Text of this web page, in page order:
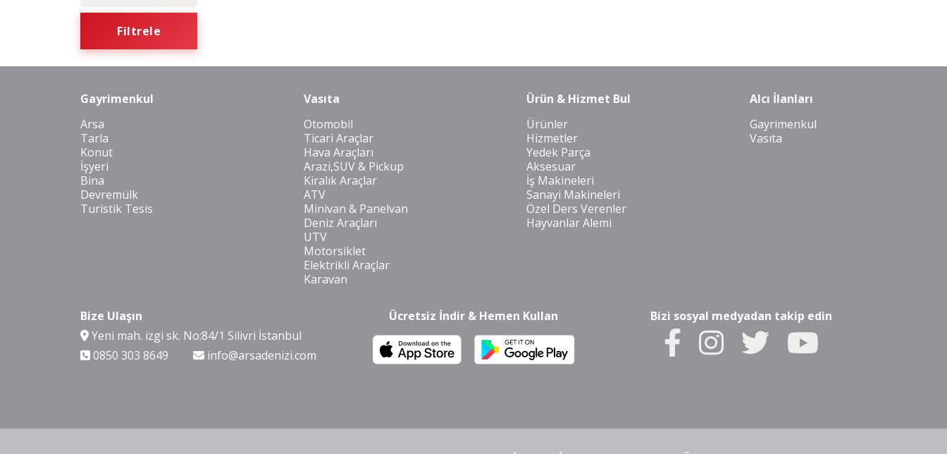
Filtrele
Gayrimenkul
Arsa
Tarla
Konut
İşyeri
Bina
Devremülk
Turistik Tesis
Vasıta
Otomobil
Ticari Araçlar
Hava Araçları
Arazi,SUV & Pickup
Kiralık Araçlar
ATV
Minivan & Panelvan
Deniz Araçları
UTV
Motorsiklet
Elektrikli Araçlar
Karavan
Ürün & Hizmet Bul
Ürünler
Hizmetler
Yedek Parça
Aksesuar
İş Makineleri
Sanayi Makineleri
Özel Ders Verenler
Hayvanlar Alemi
Alcı İlanları
Gayrimenkul
Vasıta
Bize Ulaşın
Yeni mah. izgi sk. No:84/1 Silivri İstanbul
0850 303 8649
info@arsadenizi.com
Ücretsiz İndir & Hemen Kullan Bizi sosyal medyadan takip edin